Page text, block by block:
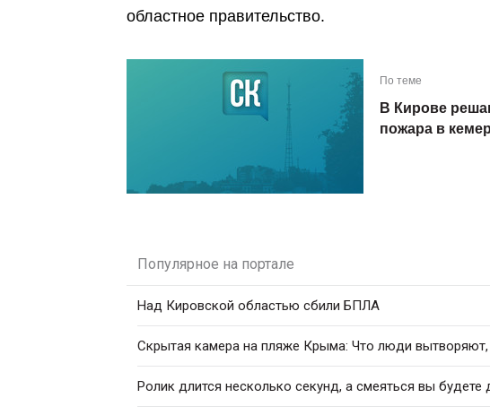
областное правительство.
По теме
В Кирове
пожара в
Популярное на портале
Над Кировской областью сбили БПЛА
Скрытая камера на пляже Крыма: Что люди вытворяют,
Ролик длится несколько секунд, а смеяться вы будете